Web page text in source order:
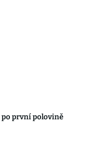
po první polovině